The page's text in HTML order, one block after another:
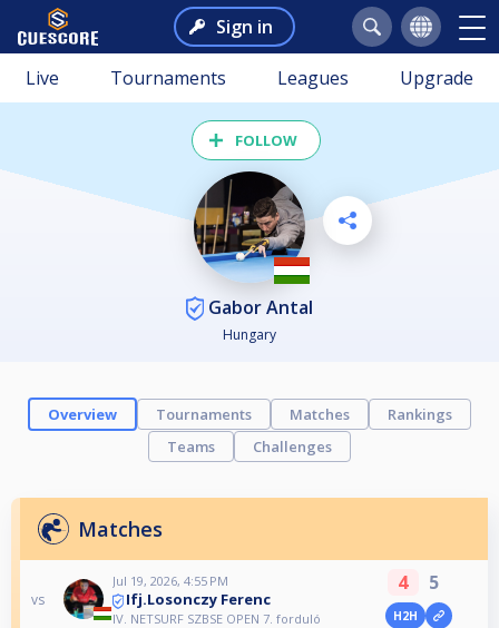
Sign in
Live Tournaments Leagues Upgrade
FOLLOW
Gabor Antal
Hungary
Overview Tournaments Matches
Rankings
Teams
Challenges
Matches
vs
Jul 19, 2026, 4:55 PM
Ifj.Losonczy Ferenc
IV. NETSURF SZBSE OPEN 7. forduló
4 5
H2H